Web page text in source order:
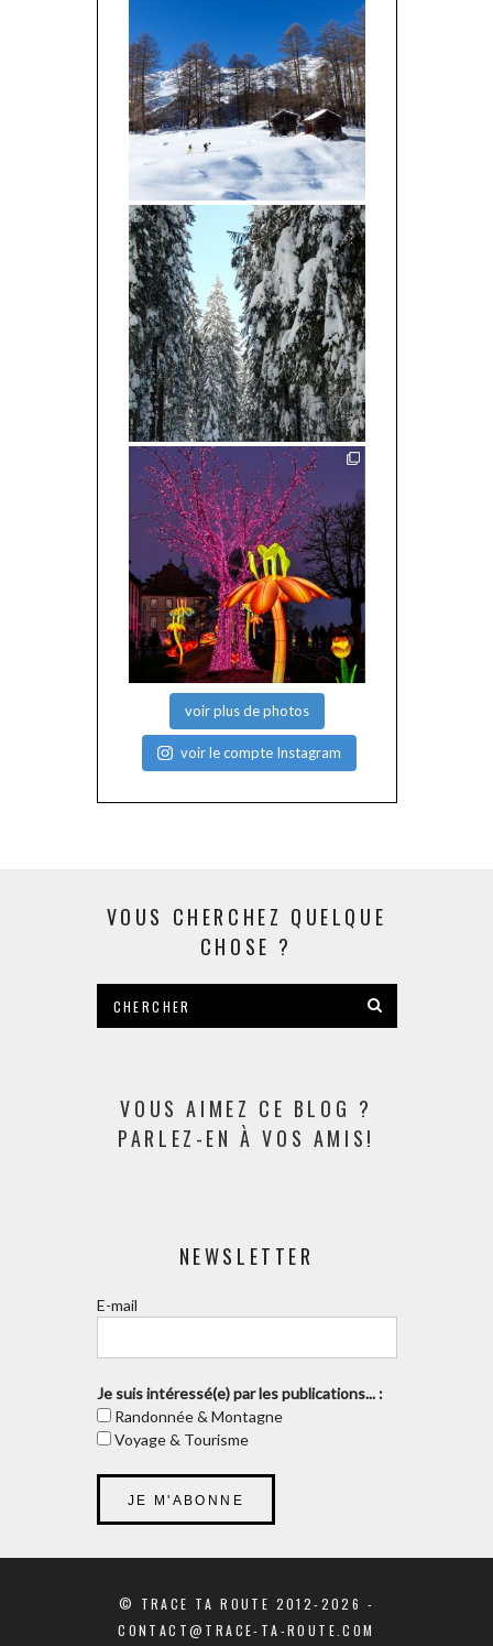
voir plus de photos
voir le compte Instagram
VOUS CHERCHEZ QUELQUE
CHOSE ?
VOUS AIMEZ CE BLOG ?
PARLEZ-EN À VOS AMIS!
NEWSLETTER
E-mail
Je suis intéressé(e) par les publications... :
Randonnée & Montagne
Voyage & Tourisme
© TRACE TA ROUTE 2012-2026 -
CONTACT@TRACE-TA-ROUTE.COM